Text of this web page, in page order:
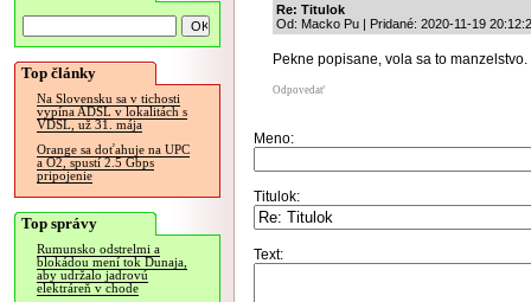
Top články
Na Slovensku sa v tichosti
vypína ADSL v lokalitách s
VDSL, už 31. mája
Orange sa doťahuje na UPC
a O2, spustí 2.5 Gbps
pripojenie
Top správy
Rumunsko odstrelmi a
blokádou mení tok Dunaja,
aby udržalo jadrovú
elektráreň v chode
Re: Titulok
Od: Macko Pu | Pridané: 2020-11-19
Pekne popisane, vola sa to
Odpovedať
Meno:
Titulok:
Text: